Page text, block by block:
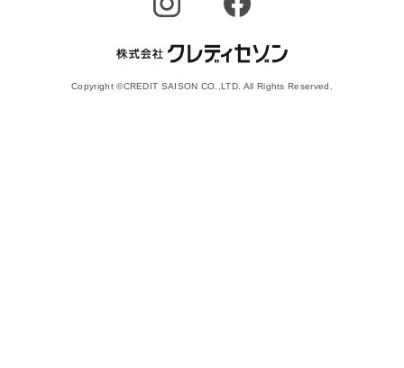
Copyright ©CREDIT SAISON CO.,LTD. All Rights Reserved.